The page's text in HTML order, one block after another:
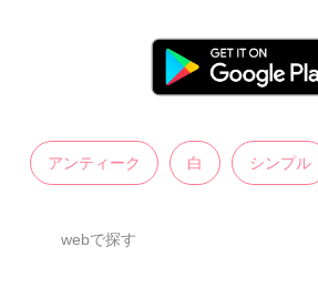
アンティーク 白 シンプル
webで探す